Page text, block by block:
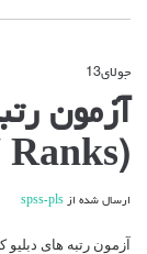
جولای13
آزمون
رتبه
های
دبلیو
(Kendall’s
Ranks)
آزمون
(Kendall’s W Ranks)
ارسال شده از spss-pls
آزمون رتبه های